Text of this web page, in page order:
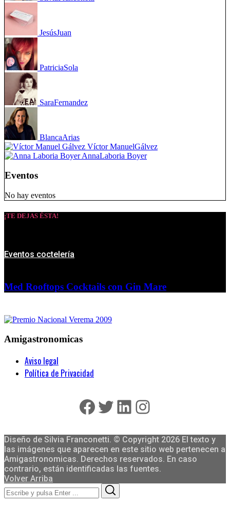
JesúsJuan
PatriciaSola
SaraFernandez
BlancaArias
Víctor ManuelGálvez
AnnaLaboria Boyer
Eventos
No hay eventos
¡TE DEJAS ÉSTA!
Eventos coctelería
Med Rooftops Cocktails con Gin Mare
Amigastronomicas
Aviso legal
Política de Privacidad
Facebook
Twitter
LinkedIn
Instagram
Diseño de Silvia Franconetti. © Copyright 2026 El texto y
las imágenes que aparecen en este sitio web pertenecen a
Amigastronomicas. Derechos reservados. En caso
contrario, están identificadas las fuentes.
Volver Arriba
Search
for: